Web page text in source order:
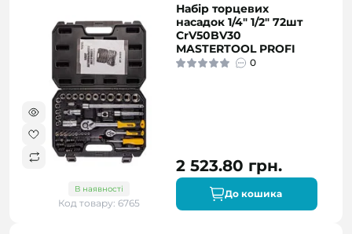
В наявності
Код товару: 6765
Набір торцевих
насадок 1/4" 1/2" 72шт
CrV50BV30
MASTERTOOL PROFI
0
2 523.80 грн.
До кошика